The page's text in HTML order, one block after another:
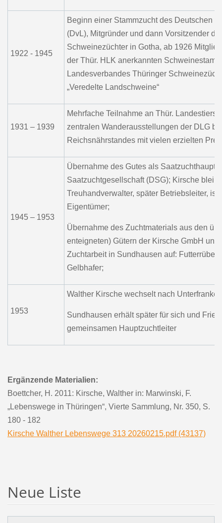
1922 - 1945
Beginn einer Stammzucht des Deutschen
(DvL), Mitgründer und dann Vorsitzender
Schweinezüchter in Gotha, ab 1926
der Thür. HLK anerkannten
Landesverbandes Thüringer
„Veredelte Landschweine“
1931 – 1939
Mehrfache Teilnahme an Thür.
zentralen Wanderausstellungen der DLG
Reichsnährstandes mit vielen erzielten
1945 – 1953
Übernahme des Gutes als
Saatzuchtgesellschaft (DSG); Kirsche
Treuhandverwalter, später Betriebsleiter, ist
Eigentümer;
Übernahme des Zuchtmaterials aus den
enteigneten) Gütern der Kirsche GmbH und
Zuchtarbeit in Sundhausen auf:
Gelbhafer;
1953
Walther Kirsche wechselt nach
Sundhausen erhält später für sich und
gemeinsamen Hauptzuchtleiter
Ergänzende Materialien:
Boettcher, H. 2011: Kirsche, Walther in: Marwinski, F.
„Lebenswege in Thüringen“, Vierte Sammlung, Nr. 350, S.
180 - 182
Kirsche Walther Lebenswege 313 20260215.pdf (43137)
Neue Liste